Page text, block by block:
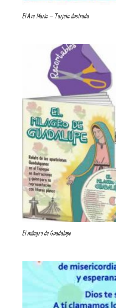
El Ave María – Tarjeta ilustrada
El milagro de Guadalupe